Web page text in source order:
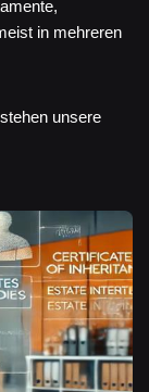
in mehreren
unsere